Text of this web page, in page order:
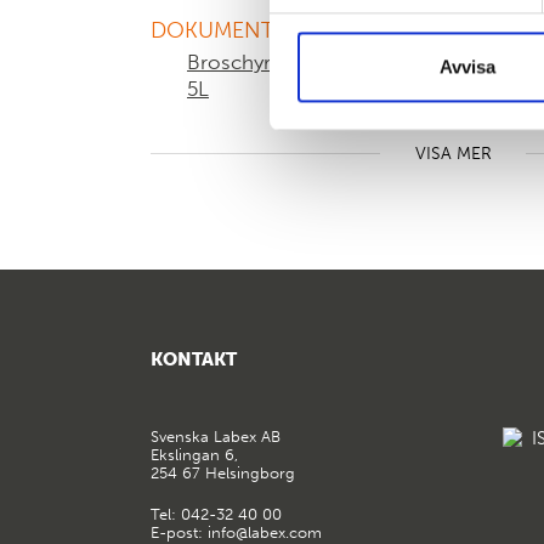
Avvisa
För forskaren: Stor kapacitet av koniska
mikrotiterplattor till ett konkurrenskraftigt
Centrifug Sigma 4-5L finns även i en
DOKUMENTATION
Broschyr centrifug Sigma 4-
5L
KONTAKT
Svenska Labex AB
Ekslingan 6,
254 67 Helsingborg
Tel: 042-32 40 00
E-post: info@labex.com